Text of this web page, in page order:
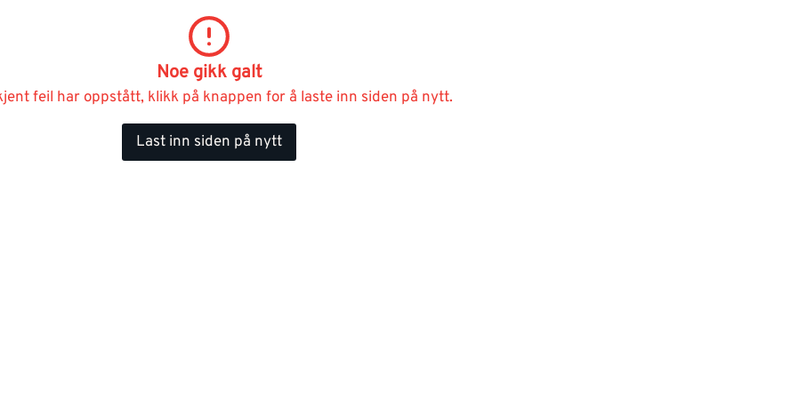
Noe gikk galt
feil har oppstått, klikk på knappen for å laste inn siden på nytt.
Last inn siden på nytt